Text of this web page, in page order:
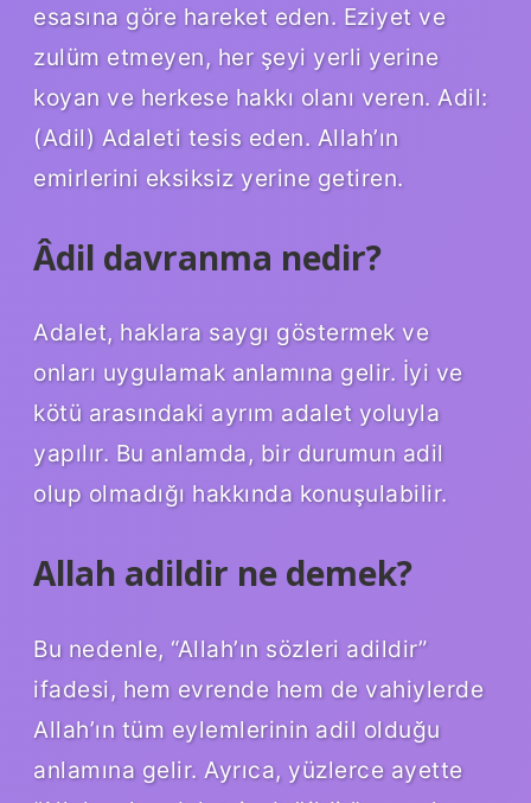
esasına göre hareket eden. Eziyet ve
zulüm etmeyen, her şeyi yerli yerine
koyan ve herkese hakkı olanı veren. Adil:
(Adil) Adaleti tesis eden. Allah’ın
emirlerini eksiksiz yerine getiren.
Âdil davranma nedir?
Adalet, haklara saygı göstermek ve
onları uygulamak anlamına gelir. İyi ve
kötü arasındaki ayrım adalet yoluyla
yapılır. Bu anlamda, bir durumun adil
olup olmadığı hakkında konuşulabilir.
Allah adildir ne demek?
Bu nedenle, “Allah’ın sözleri adildir”
ifadesi, hem evrende hem de vahiylerde
Allah’ın tüm eylemlerinin adil olduğu
anlamına gelir. Ayrıca, yüzlerce ayette